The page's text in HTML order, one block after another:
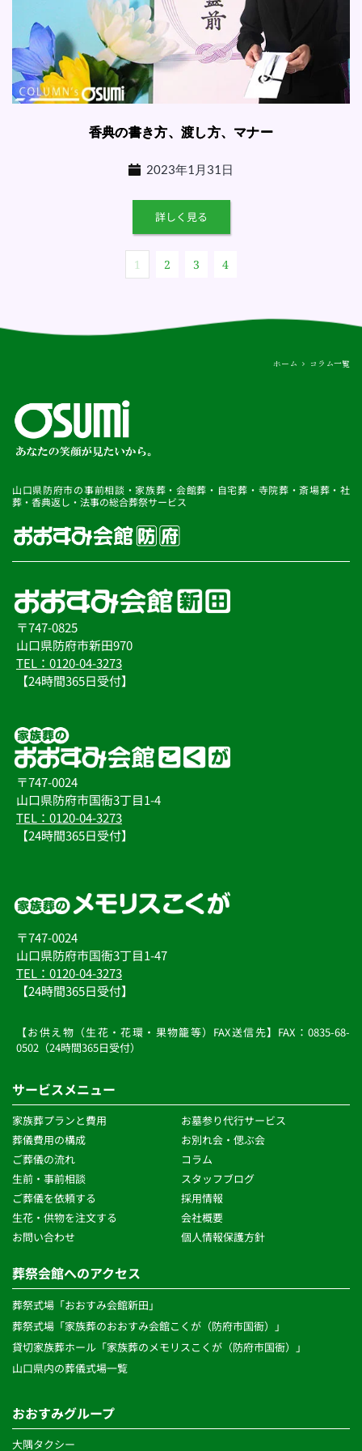
香典の書き方、渡し方、マナー
2023年1月31日
詳しく見る
1 2 3 4
ホーム コラム一覧
山口県防府市の事前相談・家族葬・会館葬・自宅葬・寺院葬・斎場葬・社
葬・香典返し・法事の総合葬祭サービス
〒747-0825
山口県防府市新田970
TEL：0120-04-3273
【24時間365日受付】
〒747-0024
山口県防府市国衙3丁目1-4
TEL：0120-04-3273
【24時間365日受付】
〒747-0024
山口県防府市国衙3丁目1-47
TEL：0120-04-3273
【24時間365日受付】
【お供え物（生花・花環・果物籠等）FAX送信先】FAX：0835-68-
0502（24時間365日受付）
サービスメニュー
家族葬プランと費用
葬儀費用の構成
ご葬儀の流れ
生前・事前相談
ご葬儀を依頼する
生花・供物を注文する
お問い合わせ
お墓参り代行サービス
お別れ会・偲ぶ会
コラム
スタッフブログ
採用情報
会社概要
個人情報保護方針
葬祭会館へのアクセス
葬祭式場「おおすみ会館新田」
葬祭式場「家族葬のおおすみ会館こくが（防府市国衙）」
貸切家族葬ホール「家族葬のメモリスこくが（防府市国衙）」
山口県内の葬儀式場一覧
おおすみグループ
大隅タクシー